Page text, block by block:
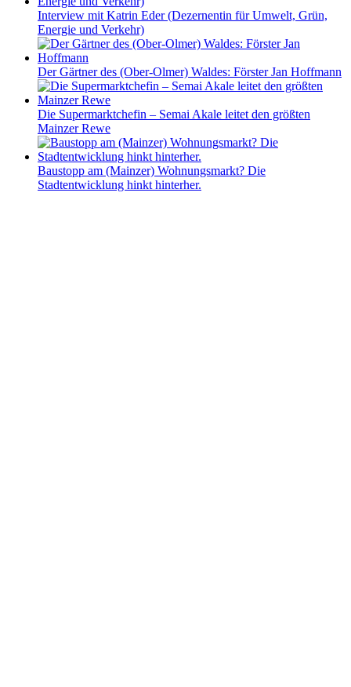
Interview mit Katrin Eder (Dezernentin für Umwelt, Grün,
Energie und Verkehr)
Der Gärtner des (Ober-Olmer) Waldes: Förster Jan Hoffmann
Die Supermarktchefin – Semai Akale leitet den größten
Mainzer Rewe
Baustopp am (Mainzer) Wohnungsmarkt? Die
Stadtentwicklung hinkt hinterher.